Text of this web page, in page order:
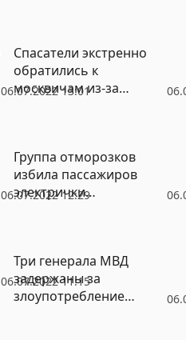
06.07.2022 13:01
Спасатели экстренно
обратились к
москвичам из-за
06.07.2022 12:29
Группа отморозков
избила пассажиров
электрички
06.07.2022 11:15
Три генерала МВД
задержаны за
злоупотребление